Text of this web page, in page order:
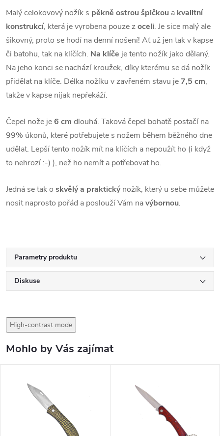
Malý celokovový nožík s pěkně ostrou špičkou a kvalitní
konstrukcí, která je vyrobena pouze zoceli. Je sice malý ale
šikovný, proto se hodí na denní nošení! Ať už jen tak v kapse
či batohu, tak na klíčích. Na klíče je tento nožík jako dělaný.
Na jeho konci se nachází kroužek, díky kterému se dá nožík
přidělat na klíče. Délka nožíku v zavřeném stavu je 7,5 cm,
takže v kapse nijak nepřekáží.
Čepel nože je6 cm dlouhá. Taková čepel bohatě postačí na
99% úkonů, které potřebujete s nožem během běžného dne
udělat. Lepší tento nožík mít na klíčích a nepoužít ho (i když
to nehrozí :-) ), než ho nemít a potřebovat ho.
Jedná se tak o skvělý a praktickýnožík, který u sebe můžete
nosit naprosto pořád a poslouží Vám navýbornou.
Parametry produktu
Diskuse
High-contrast mode
Mohlo by Vás zajímat